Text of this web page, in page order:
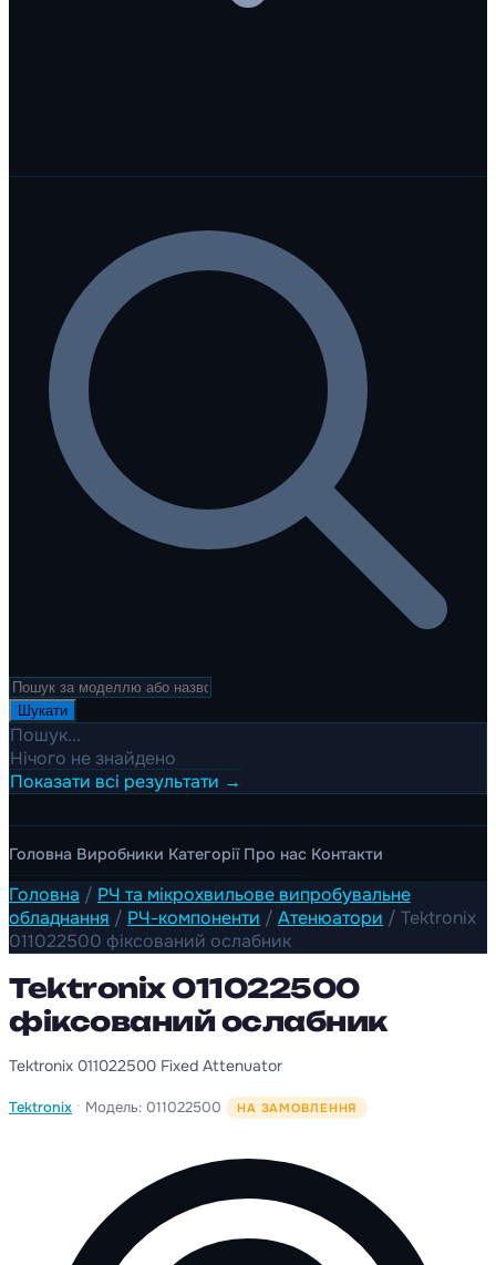
Шукати
Пошук...
Нічого не знайдено
Показати всі результати →
Головна Виробники Категорії Про нас Контакти
Головна / РЧ та мікрохвильове випробувальне
обладнання / РЧ-компоненти / Атенюатори / Tektronix
011022500 фіксований ослабник
Tektronix 011022500
фіксований ослабник
Tektronix 011022500 Fixed Attenuator
Tektronix · Модель: 011022500 НА ЗАМОВЛЕННЯ